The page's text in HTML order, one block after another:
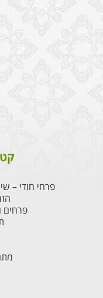
פרחי חודי –
פרחים